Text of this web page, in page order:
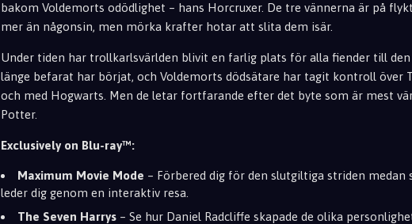
bakom Voldemorts odödlighet – hans Horcruxer. De tre vännerna är på
mer än någonsin, men mörka krafter hotar att slita dem isär.
Under tiden har trollkarlsvärlden blivit en farlig plats för alla fiender till
länge befarat har börjat, och Voldemorts dödsätare har tagit kontroll
och med Hogwarts. Men de letar fortfarande efter det byte som är mest
Potter.
Exclusively on Blu-ray™:
Maximum Movie Mode – Förbered dig för den slutgiltiga striden medan
leder dig genom en interaktiv resa.
The Seven Harrys – Se hur Daniel Radcliffe skapade de olika